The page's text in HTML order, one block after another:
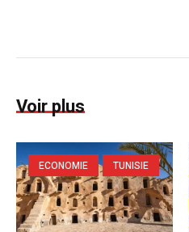
Voir plus
ECONOMIE TUNISIE